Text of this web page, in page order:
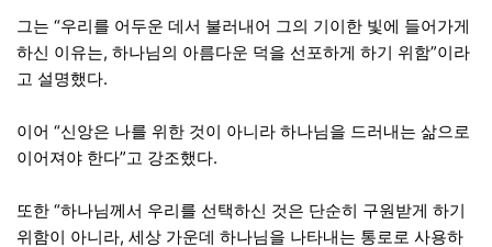
그는 “우리를 어두운 데서 불러내어 그의 기이한 빛에 들어가게
하신 이유는, 하나님의 아름다운 덕을 선포하게 하기 위함”이라
고 설명했다.
이어 “신앙은 나를 위한 것이 아니라 하나님을 드러내는 삶으로
이어져야 한다”고 강조했다.
또한 “하나님께서 우리를 선택하신 것은 단순히 구원받게 하기
위함이 아니라, 세상 가운데 하나님을 나타내는 통로로 사용하